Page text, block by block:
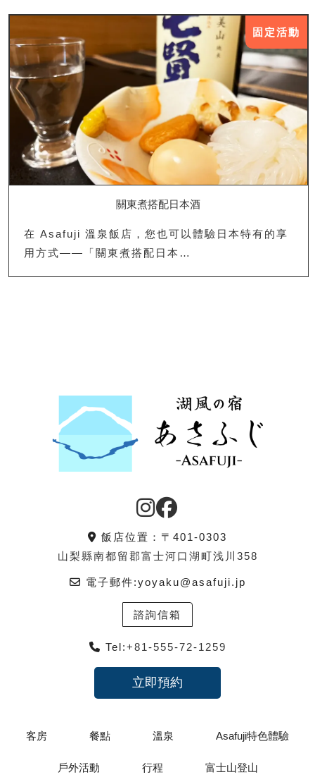
固定活動
關東煮搭配日本酒
在 Asafuji 溫泉飯店，您也可以體驗日本特有的享
用方式——「關東煮搭配日本…
飯店位置：〒401-0303
山梨縣南都留郡富士河口湖町浅川358
電子郵件:yoyaku@asafuji.jp
諮詢信箱
Tel:+81-555-72-1259
立即預約
客房 餐點 溫泉 Asafuji特色體驗
戶外活動 行程 富士山登山